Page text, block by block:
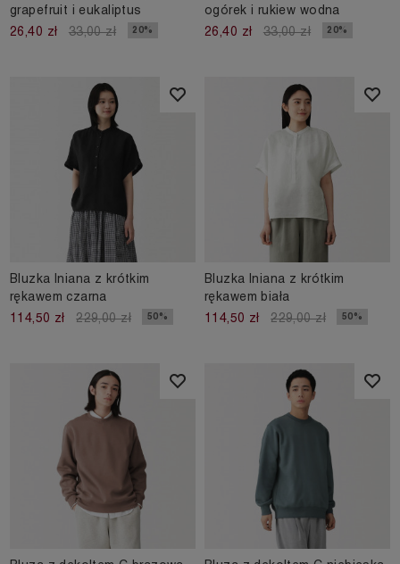
grapefruit i eukaliptus
26,40 zł
33,00 zł 20%
ogórek i rukiew wodna
26,40 zł
33,00 zł 20%
Bluzka lniana z krótkim
rękawem czarna
114,50 zł
229,00 zł 50%
Bluzka lniana z krótkim
rękawem biała
114,50 zł
229,00 zł 50%